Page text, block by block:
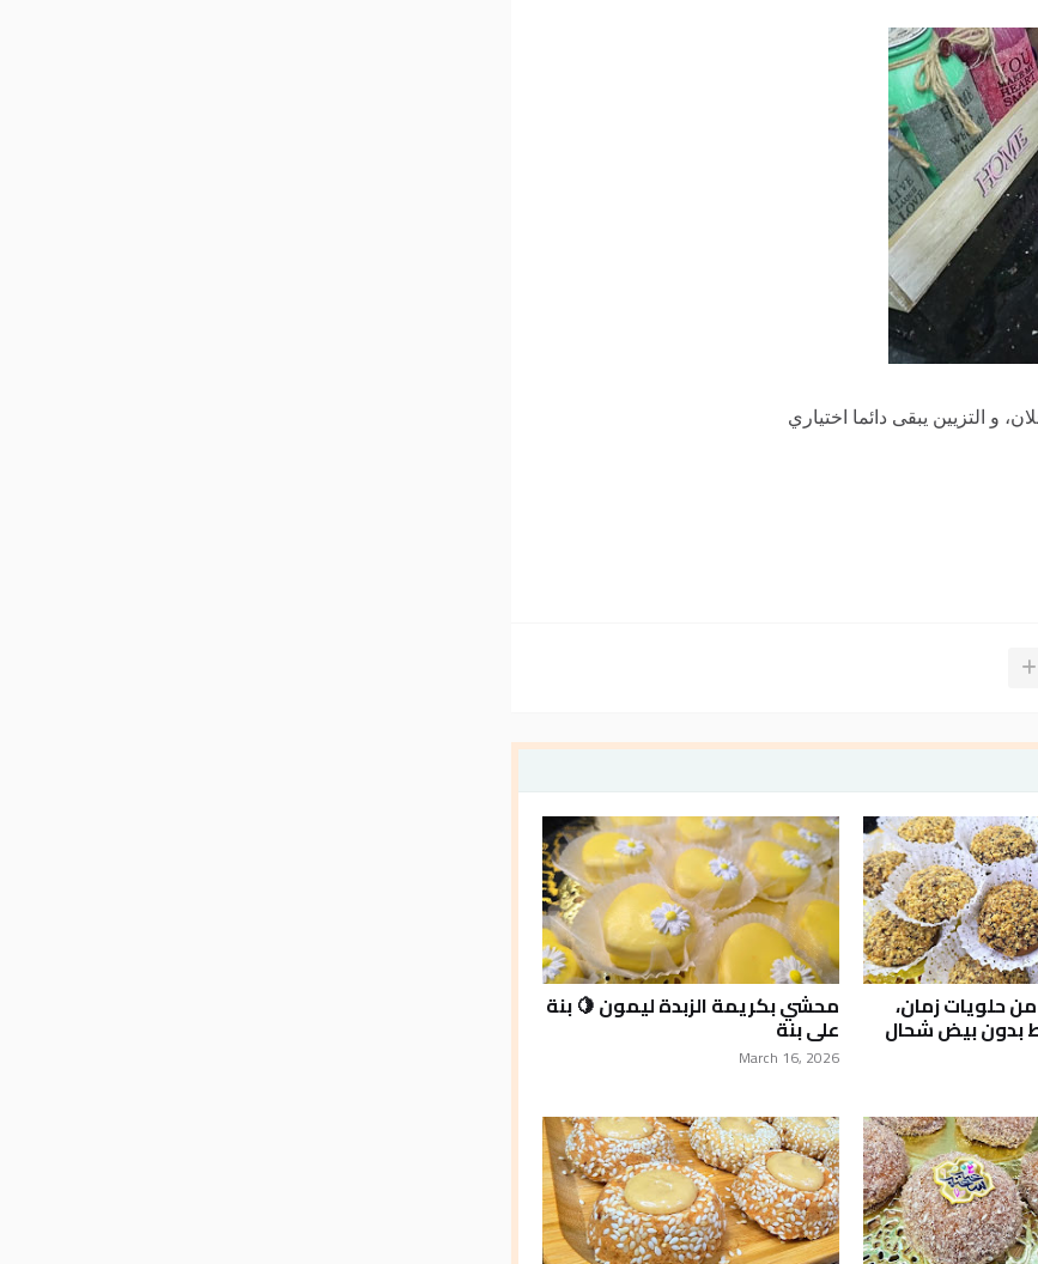
و التزيين يبقى دائما اختياري
حلويات زمان،
بدون بيض شحال
محشي بكريمة الزبدة ليمون 🍋 بنة
على بنة
March 16, 2026